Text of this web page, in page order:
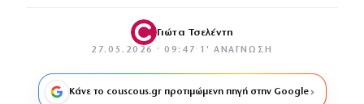
Γιώτα Τσελέντη
27.05.2026 · 09:47 · 1′ ΑΝΆΓΝΩΣΗ
Κάνε το couscous.gr προτιμώμενη πηγή στην Google